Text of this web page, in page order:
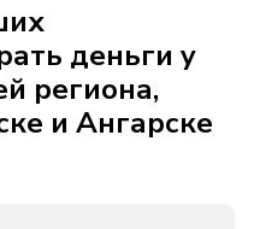
деньги у
региона,
и Ангарске